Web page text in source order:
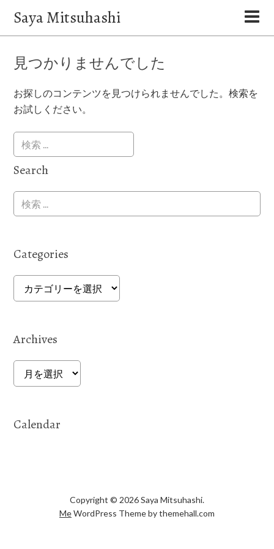
Saya Mitsuhashi
見つかりませんでした
お探しのコンテンツを見つけられませんでした。検索を
お試しください。
Search
Categories
Categories
Archives
Archives
Calendar
Copyright © 2026 Saya Mitsuhashi.
MeWordPress Theme by themehall.com